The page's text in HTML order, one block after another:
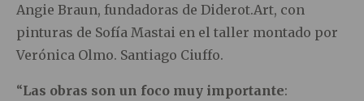
Angie Braun, fundadoras de Diderot.Art, con
pinturas de Sofía Mastai en el taller montado por
Verónica Olmo. Santiago Ciuffo.
“Las obras son un foco muy importante: